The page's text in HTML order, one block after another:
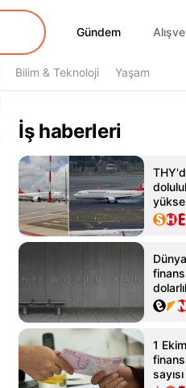
Gündem
Gündem
Bilim & Teknoloji Yaşam
İş haberleri
1